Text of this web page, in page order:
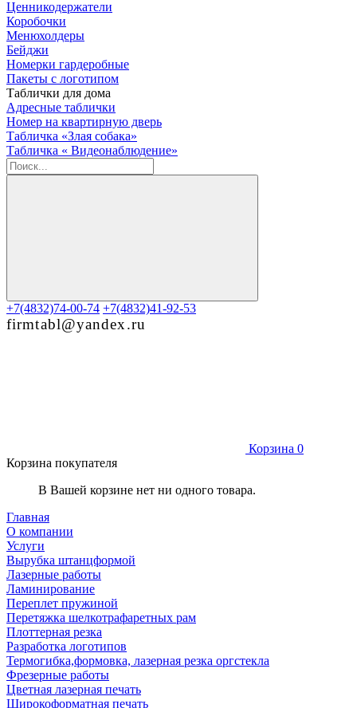
Ценникодержатели
Коробочки
Менюхолдеры
Бейджи
Номерки гардеробные
Пакеты с логотипом
Таблички для дома
Адресные таблички
Номер на квартирную дверь
Табличка «Злая собака»
Табличка « Видеонаблюдение»
+7(4832)74-00-74 +7(4832)41-92-53
firmtabl@yandex.ru
Корзина 0
Корзина покупателя
В Вашей корзине нет ни одного товара.
Главная
О компании
Услуги
Вырубка штанцформой
Лазерные работы
Ламинирование
Переплет пружиной
Перетяжка шелкотрафаретных рам
Плоттерная резка
Разработка логотипов
Термогибка,формовка, лазерная резка оргстекла
Фрезерные работы
Цветная лазерная печать
Широкоформатная печать